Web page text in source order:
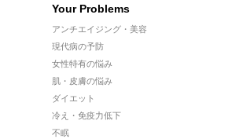
Your Problems
アンチエイジング・美容
現代病の予防
女性特有の悩み
肌・皮膚の悩み
ダイエット
冷え・免疫力低下
不眠